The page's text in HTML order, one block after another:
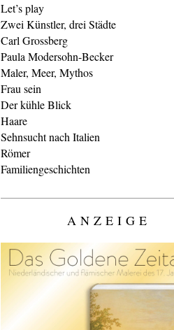
Let’s play
Zwei Künstler, drei Städte
Carl Grossberg
Paula Modersohn-Becker
Maler, Meer, Mythos
Frau sein
Der kühle Blick
Haare
Sehnsucht nach Italien
Römer
Familiengeschichten
ANZEIGE